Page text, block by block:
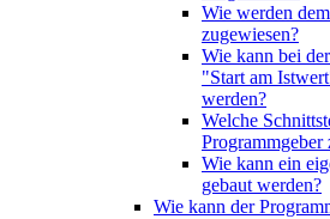
Wie werden
zugewiesen?
Wie kann bei
"Start am
werden?
Welche
Wie kann ein
gebaut werden?
Wie kann der